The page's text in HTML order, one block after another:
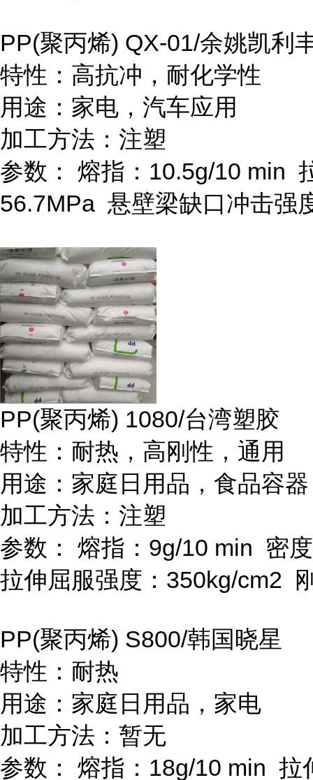
PP(聚丙烯) QX-01/余姚凯利
特性：高抗冲，耐化学性
用途：家电，汽车应用
加工方法：注塑
参数：
熔指： 10.5g/10 min
56.7MPa 悬壁梁缺口冲击强
PP(聚丙烯) 1080/台湾塑胶
特性：耐热，高刚性，通用
用途：家庭日用品，食品容
加工方法：注塑
参数：
熔指： 9g/10 min 密
拉伸屈服强度： 350kg/cm2
PP(聚丙烯) S800/韩国晓星
特性：耐热
用途：家庭日用品，家电
加工方法：暂无
参数：
熔指： 18g/10 min 拉